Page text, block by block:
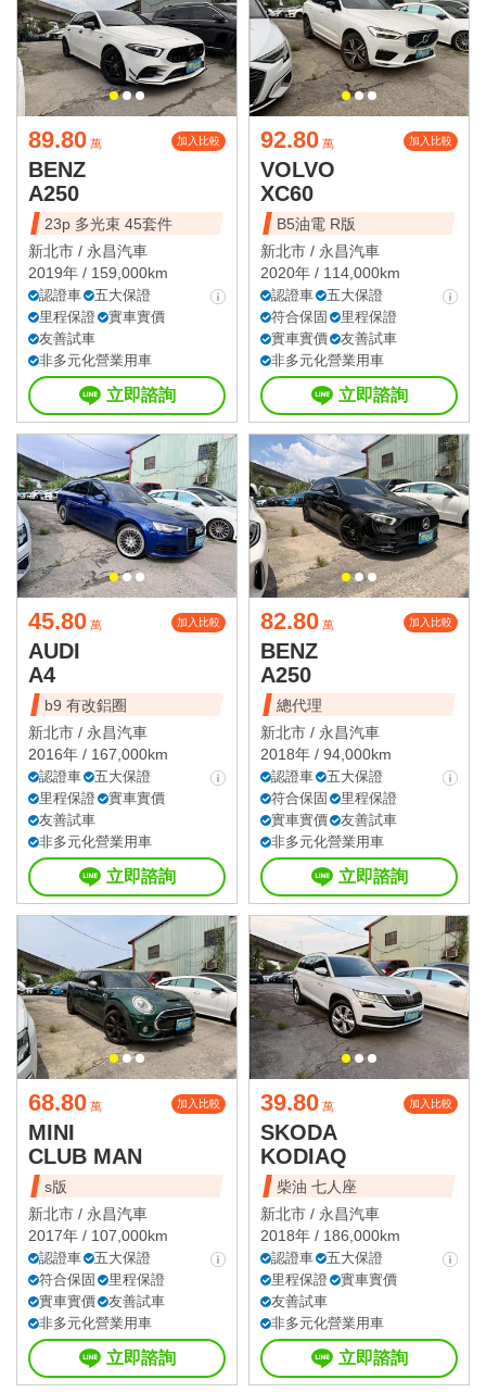
89.80 萬 加入比較
BENZ
A250
23p 多光束 45套件
新北市 / 永昌汽車
2019年 / 159,000km
認證車
五大保證
里程保證
實車實價
友善試車
非多元化營業用車
立即諮詢
92.80 萬 加入比較
VOLVO
XC60
B5油電 R版
新北市 / 永昌汽車
2020年 / 114,000km
認證車
五大保證
符合保固
里程保證
實車實價
友善試車
非多元化營業用車
立即諮詢
45.80 萬 加入比較
AUDI
A4
b9 有改鋁圈
新北市 / 永昌汽車
2016年 / 167,000km
認證車
五大保證
里程保證
實車實價
友善試車
非多元化營業用車
立即諮詢
82.80 萬 加入比較
BENZ
A250
總代理
新北市 / 永昌汽車
2018年 / 94,000km
認證車
五大保證
符合保固
里程保證
實車實價
友善試車
非多元化營業用車
立即諮詢
68.80 萬 加入比較
MINI
CLUB MAN
s版
新北市 / 永昌汽車
2017年 / 107,000km
認證車
五大保證
符合保固
里程保證
實車實價
友善試車
非多元化營業用車
立即諮詢
39.80 萬 加入比較
SKODA
KODIAQ
柴油 七人座
新北市 / 永昌汽車
2018年 / 186,000km
認證車
五大保證
里程保證
實車實價
友善試車
非多元化營業用車
立即諮詢